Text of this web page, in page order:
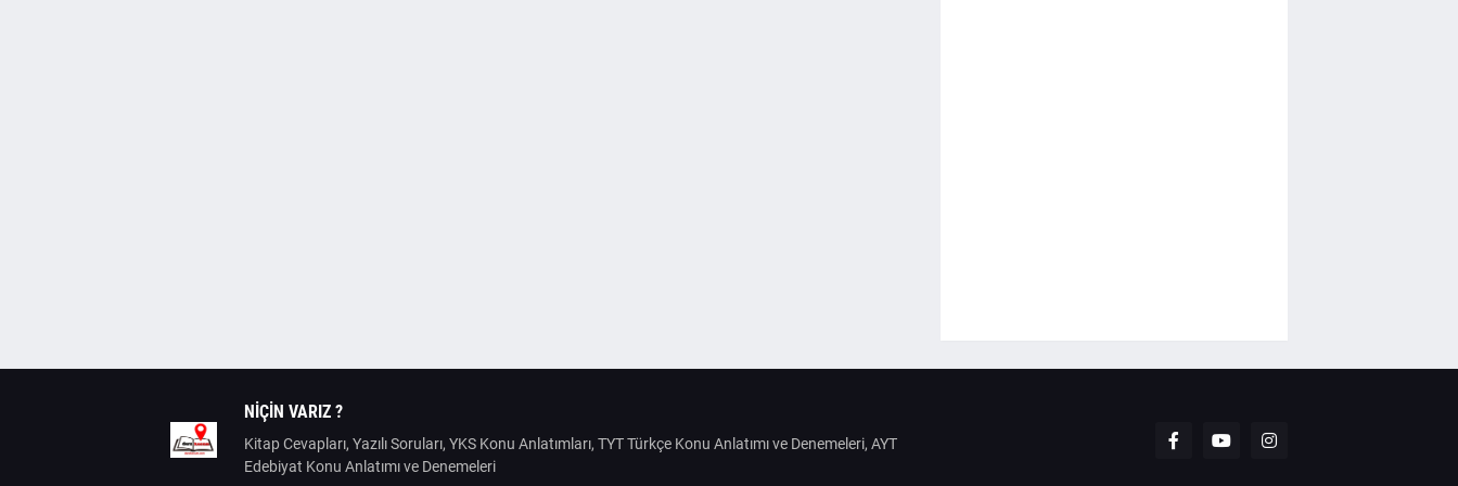
NIÇIN VARIZ ?
Kitap Cevapları, Yazılı Soruları, YKS Konu Anlatımları, TYT Türkçe Konu Anlatımı ve Denemeleri, AYT
Edebiyat Konu Anlatımı ve Denemeleri